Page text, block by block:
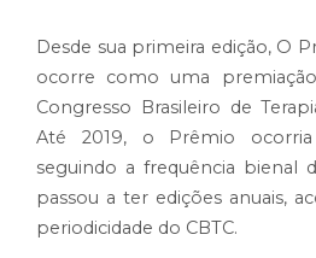
Desde sua primeira edição, O
ocorre como uma
Congresso Brasileiro de
Até 2019, o Prêmio
seguindo a frequência bienal
passou a ter edições anuais,
periodicidade do CBTC.